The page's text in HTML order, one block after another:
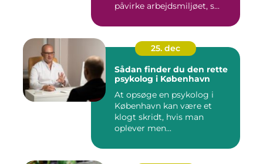
påvirke arbejdsmiljøet, s...
25. dec
Sådan finder du den rette
psykolog i København
At opsøge en psykolog i
København kan være et
klogt skridt, hvis man
oplever men...